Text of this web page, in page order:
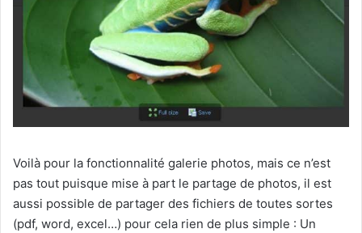
Voilà pour la fonctionnalité galerie photos, mais ce n’est
pas tout puisque mise à part le partage de photos, il est
aussi possible de partager des fichiers de toutes sortes
(pdf, word, excel…) pour cela rien de plus simple : Un